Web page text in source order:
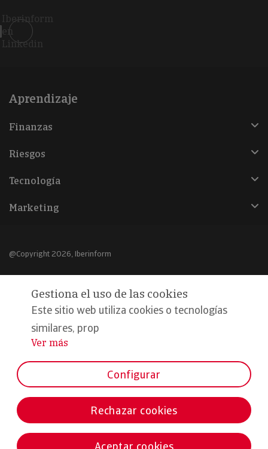
Iberinform
en
Linkedin
Aprendizaje
Finanzas
Riesgos
Tecnología
Marketing
@Copyright 2026, Iberinform
Declaración de privacidad
Compromiso calidad y seguridad
Formamos parte de:
Gestiona el uso de las cookies
Este sitio web utiliza cookies o tecnologías
similares, prop
...
Ver más
Configurar
Rechazar cookies
Aceptar cookies